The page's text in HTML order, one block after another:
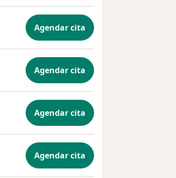
Agendar cita
Agendar cita
Agendar cita
Agendar cita